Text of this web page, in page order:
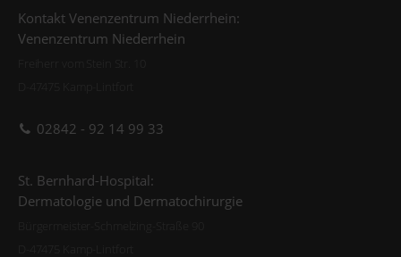
Kontakt Venenzentrum Niederrhein:
Venenzentrum Niederrhein
02842 - 92 14 99 33
St. Bernhard-Hospital:
Dermatologie und Dermatochirurgie